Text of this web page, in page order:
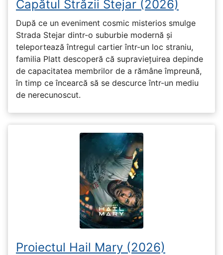
Capătul Străzii Stejar (2026)
După ce un eveniment cosmic misterios smulge
Strada Stejar dintr-o suburbie modernă și
teleportează întregul cartier într-un loc straniu,
familia Platt descoperă că supraviețuirea depinde
de capacitatea membrilor de a rămâne împreună,
în timp ce încearcă să se descurce într-un mediu
de nerecunoscut.
Proiectul Hail Mary (2026)